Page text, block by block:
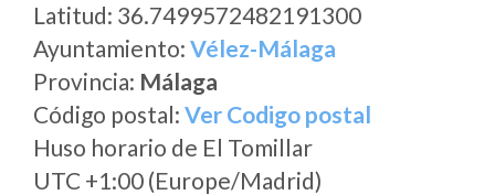
Latitud: 36.7499572482191300
Ayuntamiento: Vélez-Málaga
Provincia: Málaga
Código postal: Ver Codigo postal
Huso horario de El Tomillar
UTC +1:00 (Europe/Madrid)